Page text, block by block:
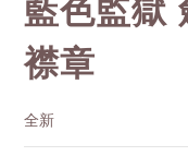
藍色監獄
襟章
全新